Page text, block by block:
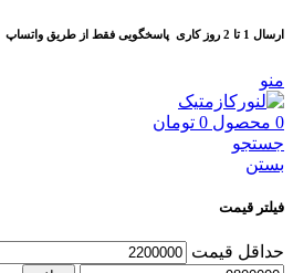
ارسال 1 تا 2 روز کاری پاسخگویی فقط از طریق واتساپ
منو
0 محصول 0 تومان
جستجو
بستن
فیلتر قیمت
حداقل قیمت